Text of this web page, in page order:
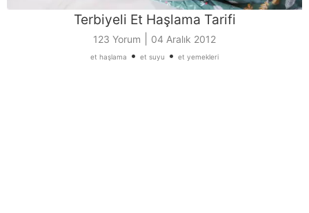
Terbiyeli Et Haşlama Tarifi
123 Yorum 04 Aralık 2012
et haşlama • et suyu • et yemekleri